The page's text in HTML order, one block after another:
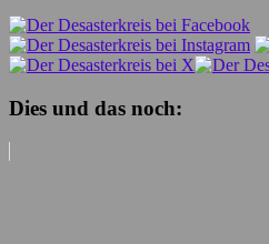
Dies und das noch: